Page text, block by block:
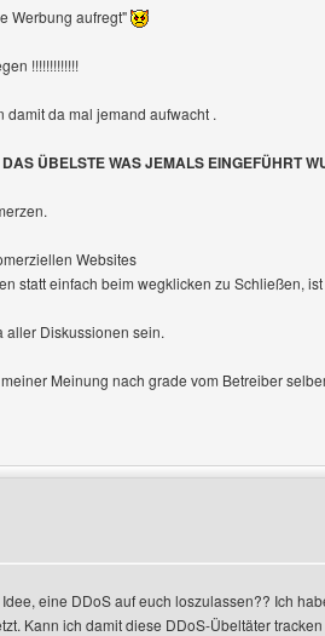
Werbung aufregt"
!!!!!!!!!!!!!
da mal jemand aufwacht .
ÜBELSTE WAS JEMALS EINGEFÜHRT
Websites
statt einfach beim wegklicken zu Schließen,
aller Diskussionen sein.
Meinung nach grade vom Betreiber
berlin
eine DDoS auf euch loszulassen?? Ich
Kann ich damit diese DDoS-Übeltäter